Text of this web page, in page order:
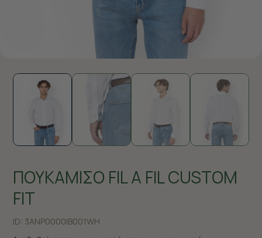
ΠΟΥΚΑΜΙΣΟ FIL A FIL CUSTOM
FIT
ID: 3ANP0000|B001WH